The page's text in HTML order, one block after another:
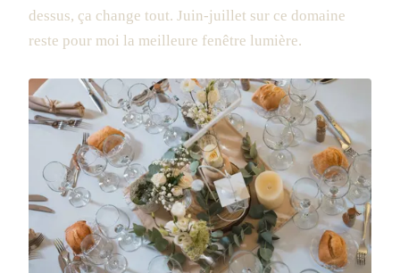
dessus, ça change tout. Juin-juillet sur ce domaine
reste pour moi la meilleure fenêtre lumière.